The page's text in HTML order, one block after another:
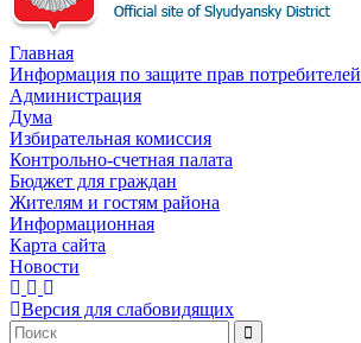
Главная
Информация по защите прав потребителей
Администрация
Дума
Избирательная комиссия
Контрольно-счетная палата
Бюджет для граждан
Жителям и гостям района
Информационная
Карта сайта
Новости
Версия для слабовидящих